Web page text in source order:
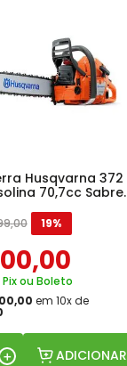
Husqvarna 372
70,7cc Sabre
,00 19%
,00
ou Boleto
,00 em 10x de
＋ ADICIONAR